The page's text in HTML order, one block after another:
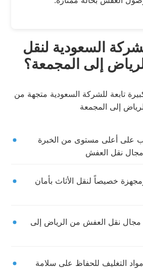
السعودية لنقل
إلى المجمعة؟
على أعلى مستوى من الخبرة
مجال نقل العفش
خصيصاً لنقل الأثاث بأمان
نقل العفش من الرياض إلى
التغليف للحفاظ على سلامة